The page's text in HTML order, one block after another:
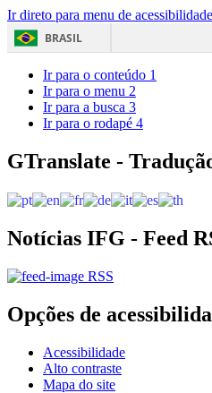
Ir direto para menu de
BRASIL
Ir para o conteúdo 1
Ir para o menu 2
Ir para a busca 3
Ir para o rodapé 4
GTranslate -
Notícias IFG - Feed
RSS
Opções de
Acessibilidade
Alto contraste
Mapa do site